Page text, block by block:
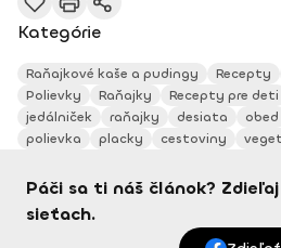
Kategórie
Raňajkové kaše a pudingy Recepty
Polievky
Raňajky Recepty pre deti
jedálniček
raňajky desiata obed
polievka
placky cestoviny
Páči sa ti náš článok?
sieťach.